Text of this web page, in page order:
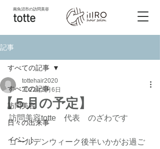
南魚沼市の訪問美容
totte
記事
すべての記事
訪問美容
日々の出来事
イベント
すべての記事
【５月の予定】
tottehair2020
2022年5月6日
訪問美容totte　代表　のざわです
ゴールデンウィーク後半いかがお過ご